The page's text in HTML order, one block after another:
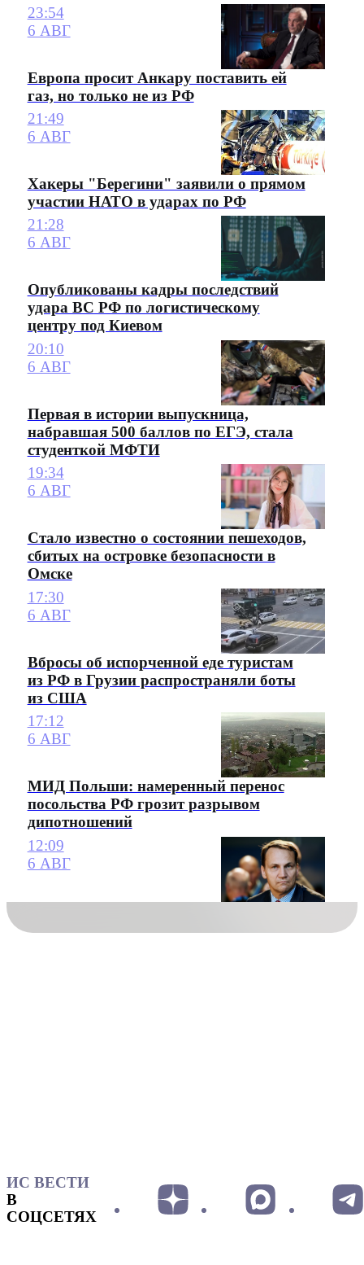
23:54
6 АВГ
Европа просит Анкару поставить ей
газ, но только не из РФ
21:49
6 АВГ
Хакеры "Берегини" заявили о прямом
участии НАТО в ударах по РФ
21:28
6 АВГ
Опубликованы кадры последствий
удара ВС РФ по логистическому
центру под Киевом
20:10
6 АВГ
Первая в истории выпускница,
набравшая 500 баллов по ЕГЭ, стала
студенткой МФТИ
19:34
6 АВГ
Стало известно о состоянии пешеходов,
сбитых на островке безопасности в
Омске
17:30
6 АВГ
Вбросы об испорченной еде туристам
из РФ в Грузии распространяли боты
из США
17:12
6 АВГ
МИД Польши: намеренный перенос
посольства РФ грозит разрывом
дипотношений
12:09
6 АВГ
ИС ВЕСТИ
В
СОЦСЕТЯХ